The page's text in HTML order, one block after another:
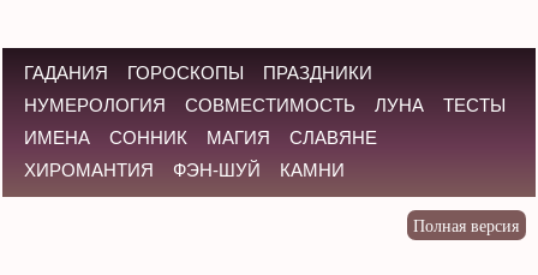
ГАДАНИЯ ГОРОСКОПЫ
ПРАЗДНИКИ
НУМЕРОЛОГИЯ
СОВМЕСТИМОСТЬ ЛУНА
ТЕСТЫ
ИМЕНА
СОННИК МАГИЯ
СЛАВЯНЕ
ХИРОМАНТИЯ
ФЭН-ШУЙ КАМНИ